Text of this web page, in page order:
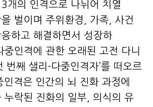
개의 인격으로 나뉘어 치열
벌이며 주위환경, 가족, 사건
하고 해결하면서 성장하
중인격에 관한 오래된 고전 다니
번째 샐리-다중인격자’를 떠오르
인격은 인간의 뇌 진화 과정에
누락된 진화의 일부, 의식의 유